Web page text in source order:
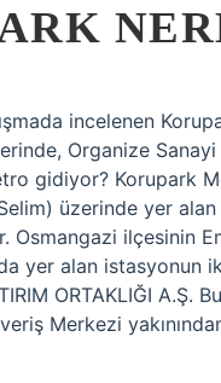
incelenen
Organize Sanayi
gidiyor? Korupark
üzerinde yer
Osmangazi ilçesinin
yer alan istasyonun
ORTAKLIĞI A.Ş.
Merkezi